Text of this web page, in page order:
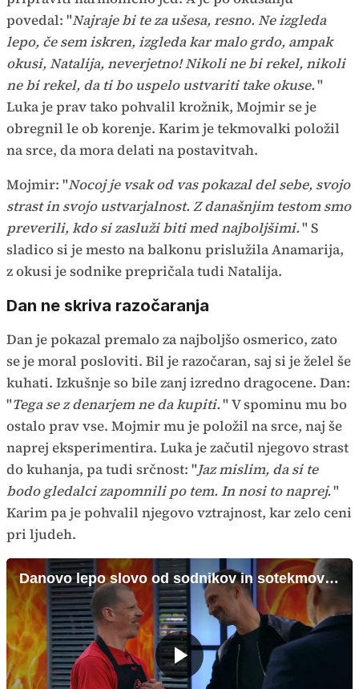
povedal: "Najraje bi te za ušesa, resno. Ne izgleda
lepo, če sem iskren, izgleda kar malo grdo, ampak
okusi, Natalija, neverjetno! Nikoli ne bi rekel, nikoli
ne bi rekel, da ti bo uspelo ustvariti take okuse."
Luka je prav tako pohvalil krožnik, Mojmir se je
obregnil le ob korenje. Karim je tekmovalki položil
na srce, da mora delati na postavitvah.
Mojmir: "Nocoj je vsak od vas pokazal del sebe, svojo
strast in svojo ustvarjalnost. Z današnjim testom smo
preverili, kdo si zasluži biti med najboljšimi." S
sladico si je mesto na balkonu prislužila Anamarija,
z okusi je sodnike prepričala tudi Natalija.
Dan ne skriva razočaranja
Dan je pokazal premalo za najboljšo osmerico, zato
se je moral posloviti. Bil je razočaran, saj si je želel še
kuhati. Izkušnje so bile zanj izredno dragocene. Dan:
"Tega se z denarjem ne da kupiti." V spominu mu bo
ostalo prav vse. Mojmir mu je položil na srce, naj še
naprej eksperimentira. Luka je začutil njegovo strast
do kuhanja, pa tudi srčnost: "Jaz mislim, da si te
bodo gledalci zapomnili po tem. In nosi to naprej."
Karim pa je pohvalil njegovo vztrajnost, kar zelo ceni
pri ljudeh.
Danovo lepo slovo od sodnikov in sotekmovalcev